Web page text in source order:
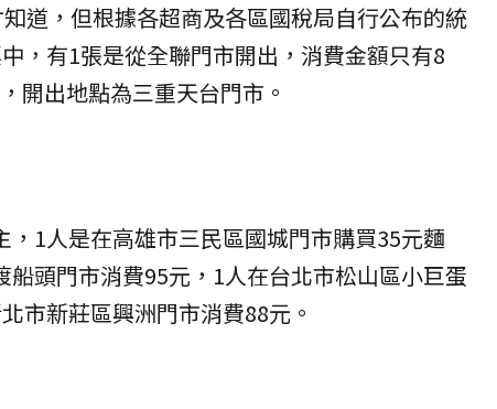
道，但根據各超商及各區國稅局自行公布的統
，有1張是從全聯門市開出，消費金額只有8
開出地點為三重天台門市。
，1人是在高雄市三民區國城門市購買35元麵
船頭門市消費95元，1人在台北市松山區小巨蛋
市新莊區興洲門市消費88元。